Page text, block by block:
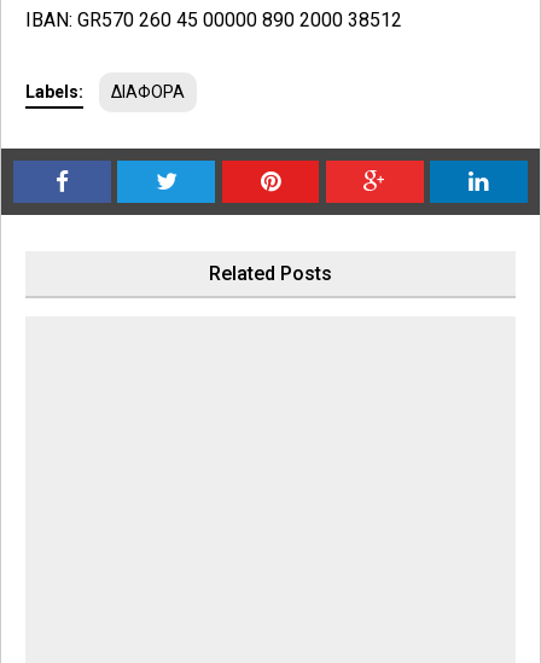
IBAN: GR570 260 45 00000 890 2000 38512
Labels: ΔΙΑΦΟΡΑ
Related Posts